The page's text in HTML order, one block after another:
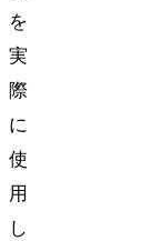
を
実
際
に
使
用
し